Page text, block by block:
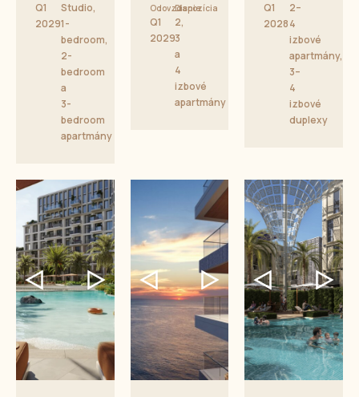
Q1
2029
Studio,
1-
bedroom,
2-
bedroom
a
3-
bedroom
apartmány
Odovzdanie
Q1
2029
Dispozícia
2,
3
a
4
izbové
apartmány
Q1
2028
2–
4
izbové
apartmány,
3–
4
izbové
duplexy